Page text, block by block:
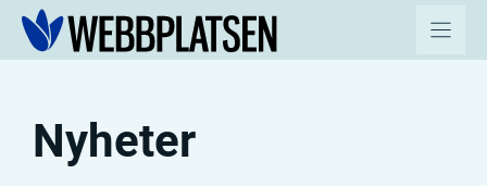
Hoppa
Nyheter